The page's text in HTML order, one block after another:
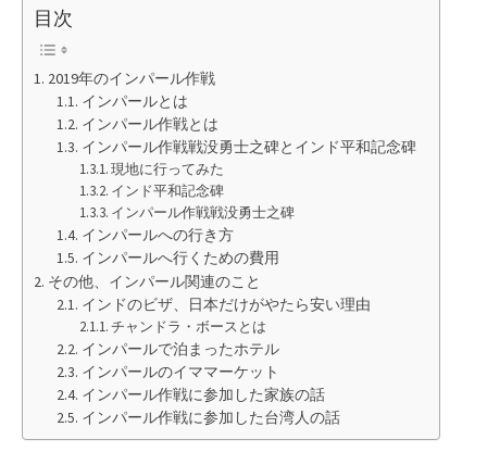
目次
2019年のインパール作戦
インパールとは
インパール作戦とは
インパール作戦戦没勇士之碑とインド平和記念碑
現地に行ってみた
インド平和記念碑
インパール作戦戦没勇士之碑
インパールへの行き方
インパールへ行くための費用
その他、インパール関連のこと
インドのビザ、日本だけがやたら安い理由
チャンドラ・ボースとは
インパールで泊まったホテル
インパールのイママーケット
インパール作戦に参加した家族の話
インパール作戦に参加した台湾人の話